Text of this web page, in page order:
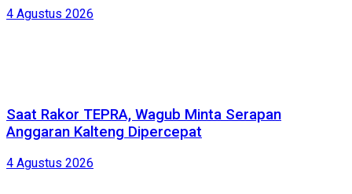
4 Agustus 2026
Saat Rakor TEPRA, Wagub Minta Serapan
Anggaran Kalteng Dipercepat
4 Agustus 2026